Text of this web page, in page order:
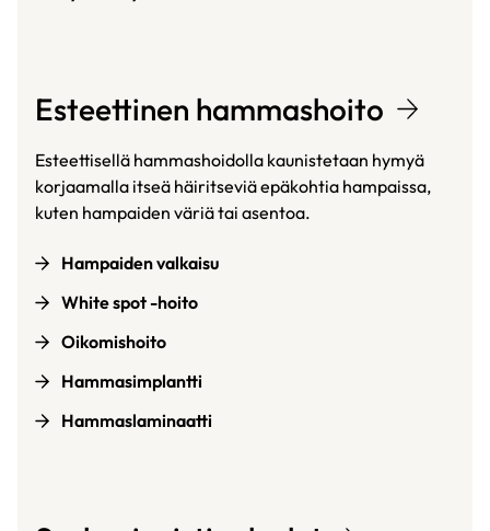
Esteettinen hammashoito
Esteettisellä hammashoidolla kaunistetaan hymyä
korjaamalla itseä häiritseviä epäkohtia hampaissa,
kuten hampaiden väriä tai asentoa.
Hampaiden valkaisu
White spot -hoito
Oikomishoito
Hammasimplantti
Hammaslaminaatti